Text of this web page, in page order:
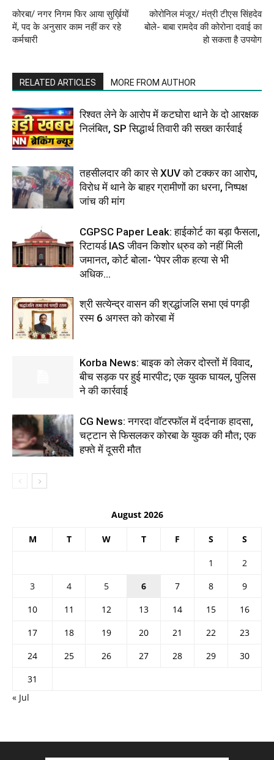
कोरबा/ नगर निगम फिर आया सुर्ख़ियों
में, पद के अनुसार काम नहीं कर रहे
कर्मचारी
कोरोनिल मंजूर/ मंत्री टीएस सिंहदेव
बोले- बाबा रामदेव की कोरोना दवाई का
हो सकता है उपयोग
RELATED ARTICLES MORE FROM AUTHOR
रिश्वत लेने के आरोप में कटघोरा थाने के दो आरक्षक
निलंबित, SP सिद्धार्थ तिवारी की सख्त कार्रवाई
तहसीलदार की कार से XUV को टक्कर का आरोप,
विरोध में थाने के बाहर ग्रामीणों का धरना, निष्पक्ष
जांच की मांग
CGPSC Paper Leak: हाईकोर्ट का बड़ा फैसला,
रिटायर्ड IAS जीवन किशोर ध्रुव को नहीं मिली
जमानत, कोर्ट बोला- ‘पेपर लीक हत्या से भी
अधिक...
श्री सत्येन्द्र वासन की श्रद्धांजलि सभा एवं पगड़ी
रस्म 6 अगस्त को कोरबा में
Korba News: बाइक को लेकर दोस्तों में विवाद,
बीच सड़क पर हुई मारपीट; एक युवक घायल, पुलिस
ने की कार्रवाई
CG News: नगरदा वॉटरफॉल में दर्दनाक हादसा,
चट्टान से फिसलकर कोरबा के युवक की मौत; एक
हफ्ते में दूसरी मौत
August 2026
M T W T F S S
1
2
3
4 5 6 7 8
9
10
11 12 13 14 15
16
17
18 19 20 21 22
23
24
25 26 27 28 29
30
31
« Jul